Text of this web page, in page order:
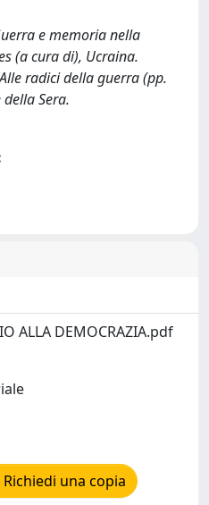
e memoria nella
(a cura di), Ucraina.
radici della guerra (pp.
Sera.
ALLA DEMOCRAZIA.pdf
Richiedi una copia